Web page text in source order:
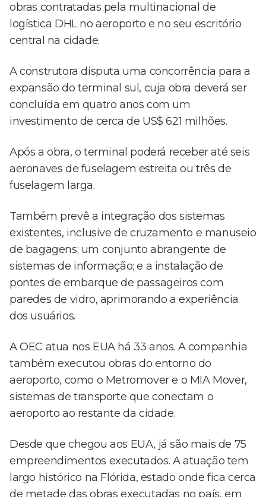
obras contratadas pela multinacional de
logística DHL no aeroporto e no seu escritório
central na cidade.
A construtora disputa uma concorrência para a
expansão do terminal sul, cuja obra deverá ser
concluída em quatro anos com um
investimento de cerca de US$ 621 milhões.
Após a obra, o terminal poderá receber até seis
aeronaves de fuselagem estreita ou três de
fuselagem larga.
Também prevê a integração dos sistemas
existentes, inclusive de cruzamento e manuseio
de bagagens; um conjunto abrangente de
sistemas de informação; e a instalação de
pontes de embarque de passageiros com
paredes de vidro, aprimorando a experiência
dos usuários.
A OEC atua nos EUA há 33 anos. A companhia
também executou obras do entorno do
aeroporto, como o Metromover e o MIA Mover,
sistemas de transporte que conectam o
aeroporto ao restante da cidade.
Desde que chegou aos EUA, já são mais de 75
empreendimentos executados. A atuação tem
largo histórico na Flórida, estado onde fica cerca
de metade das obras executadas no país, em